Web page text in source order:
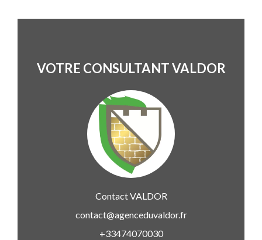
VOTRE CONSULTANT VALDOR
ContactVALDOR
contact@agenceduvaldor.fr
+33474070030